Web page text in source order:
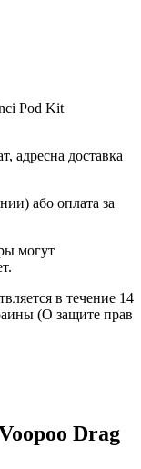
Pod Kit
адресна доставка
або оплата за
могут
в течение 14
(О защите прав
Drag